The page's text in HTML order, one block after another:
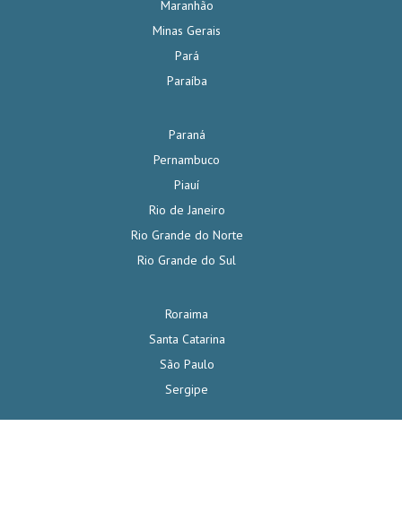
Maranhão
Minas Gerais
Pará
Paraíba
Paraná
Pernambuco
Piauí
Rio de Janeiro
Rio Grande do Norte
Rio Grande do Sul
Roraima
Santa Catarina
São Paulo
Sergipe